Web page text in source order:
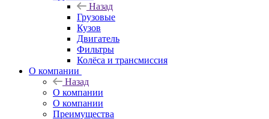
Назад
Грузовые
Кузов
Двигатель
Фильтры
Колёса и трансмиссия
О компании
Назад
О компании
О компании
Преимущества